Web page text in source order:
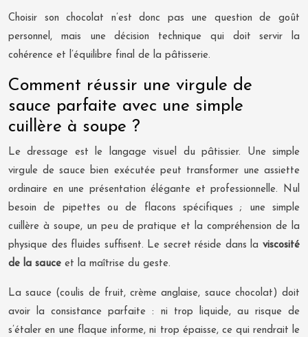
Choisir son chocolat n’est donc pas une question de goût
personnel, mais une décision technique qui doit servir la
cohérence et l’équilibre final de la pâtisserie.
Comment réussir une virgule de
sauce parfaite avec une simple
cuillère à soupe ?
Le dressage est le langage visuel du pâtissier. Une simple
virgule de sauce bien exécutée peut transformer une assiette
ordinaire en une présentation élégante et professionnelle. Nul
besoin de pipettes ou de flacons spécifiques ; une simple
cuillère à soupe, un peu de pratique et la compréhension de la
physique des fluides suffisent. Le secret réside dans la viscosité
de la sauce et la maîtrise du geste.
La sauce (coulis de fruit, crème anglaise, sauce chocolat) doit
avoir la consistance parfaite : ni trop liquide, au risque de
s’étaler en une flaque informe, ni trop épaisse, ce qui rendrait le